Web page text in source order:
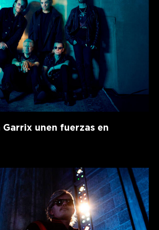
Garrix unen fuerzas en